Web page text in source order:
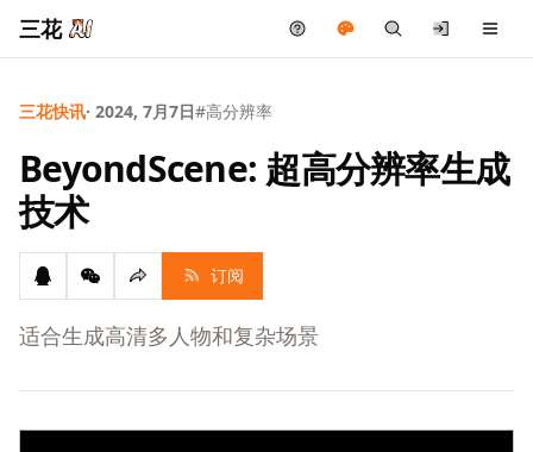
三花
三花快讯· 2024, 7月7日#高分辨率
BeyondScene: 超高分辨率生成
技术
订阅
适合生成高清多人物和复杂场景